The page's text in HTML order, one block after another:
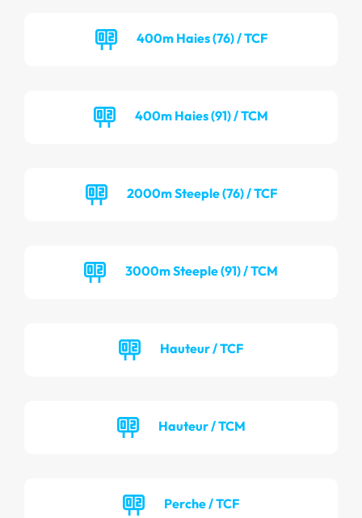
400m Haies (76) / TCF
400m Haies (91) / TCM
2000m Steeple (76) / TCF
3000m Steeple (91) / TCM
Hauteur / TCF
Hauteur / TCM
Perche / TCF